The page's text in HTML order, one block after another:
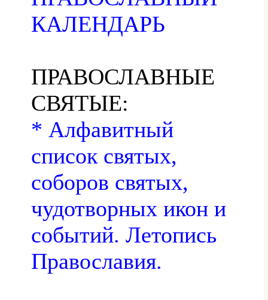
КАЛЕНДАРЬ
ПРАВОСЛАВНЫЕ
СВЯТЫЕ:
* Алфавитный
список святых,
соборов святых,
чудотворных икон и
событий. Летопись
Православия.